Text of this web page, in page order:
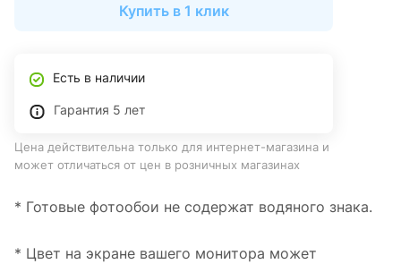
Купить в 1 клик
Есть в наличии
Гарантия 5 лет
Цена действительна только для интернет-магазина и
может отличаться от цен в розничных магазинах
* Готовые фотообои не содержат водяного знака.
* Цвет на экране вашего монитора может